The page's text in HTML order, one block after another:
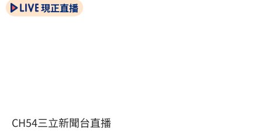
現正直播
CH54三立新聞台直播